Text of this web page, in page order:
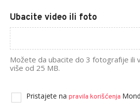
Ubacite video ili foto
Možete da ubacite do 3 fotografije ili
više od 25 MB.
Pristajete na pravila korišćenja